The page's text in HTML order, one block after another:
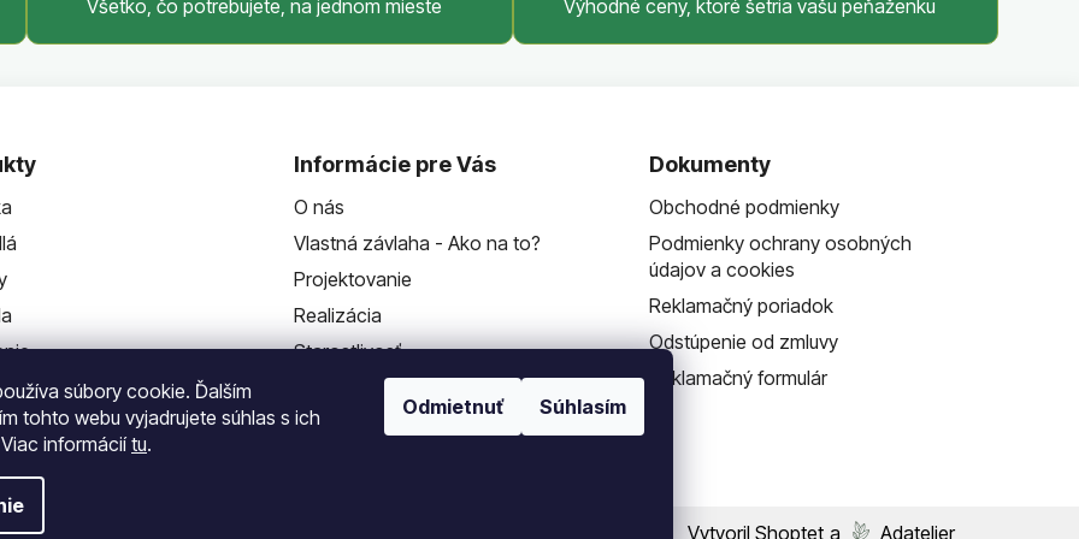
súbory cookie. Ďalším
tohto webu vyjadrujete súhlas s ich
informáciítu.
Odmietnuť Súhlasím
Všetko, čo potrebujete, na jednom mieste Výhodné ceny, ktoré šetria vašu peňaženku
Informácie pre Vás
O nás
Vlastná závlaha - Ako na to?
Projektovanie
Realizácia
Starostlivosť
Dokumenty
Obchodné podmienky
Podmienky ochrany osobných
údajov a cookies
Reklamačný poriadok
Odstúpenie od zmluvy
Reklamačný formulár
Vytvoril Shoptet a Adatelier